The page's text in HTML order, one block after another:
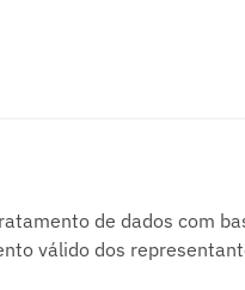
de dados com
válido dos